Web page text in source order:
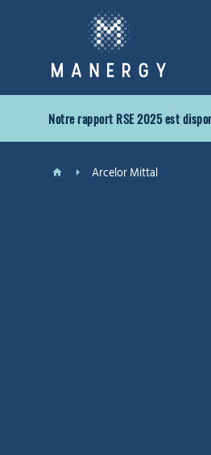
Arcelor Mittal
Notre rapport RSE 2025 est